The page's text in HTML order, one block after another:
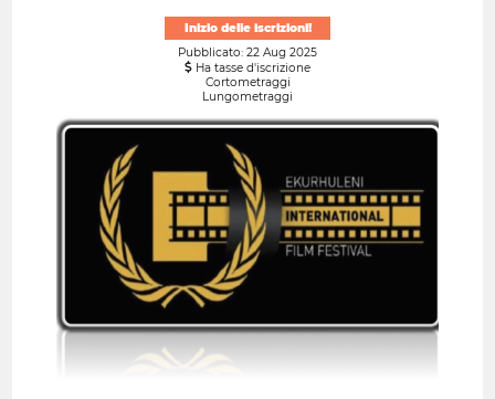
Inizio delle iscrizioni!
Pubblicato: 22 Aug 2025
Ha tasse d'iscrizione
Cortometraggi
Lungometraggi